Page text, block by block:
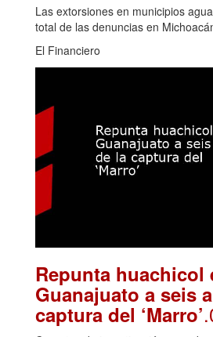
Las extorsiones en municipios
total de las denuncias en
El Financiero
Repunta huachicol
Guanajuato a seis
captura del ‘Marro’